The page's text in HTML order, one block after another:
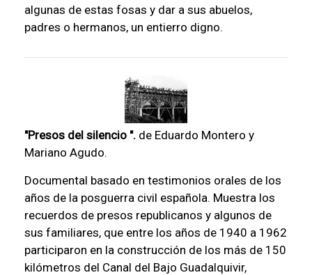
algunas de estas fosas y dar a sus abuelos,
padres o hermanos, un entierro digno.
"Presos del silencio ". de Eduardo Montero y
Mariano Agudo.
Documental basado en testimonios orales de los
años de la posguerra civil española. Muestra los
recuerdos de presos republicanos y algunos de
sus familiares, que entre los años de 1940 a 1962
participaron en la construcción de los más de 150
kilómetros del Canal del Bajo Guadalquivir,